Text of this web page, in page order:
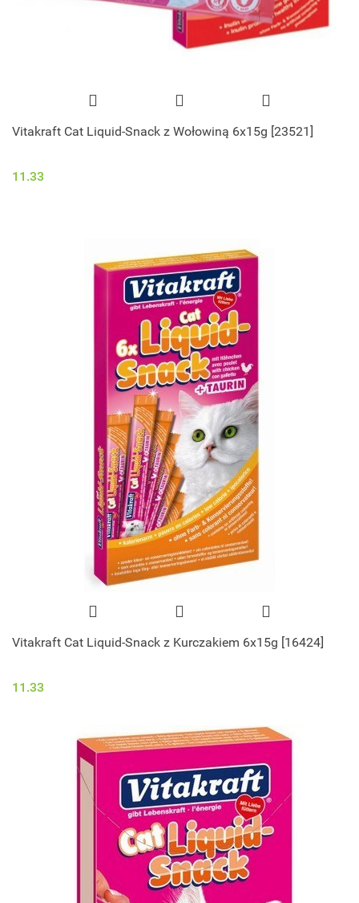
Vitakraft Cat Liquid-Snack z Wołowiną 6x15g [23521]
11.33
Vitakraft Cat Liquid-Snack z Kurczakiem 6x15g [16424]
11.33